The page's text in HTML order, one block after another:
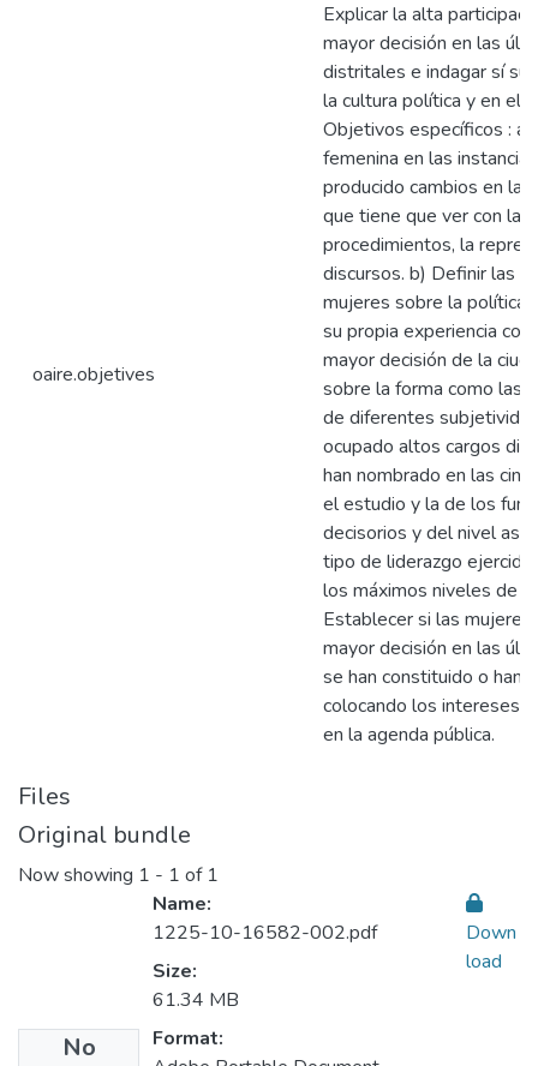
oaire.objetives
Explicar la alta
mayor decisión en las
distritales e indagar sí su
la cultura política y en el
Objetivos específicos :
femenina en las
producido cambios en la
que tiene que ver con
procedimientos, la
discursos. b) Definir las
mujeres sobre la política
su propia experiencia
mayor decisión de la
sobre la forma como las
de diferentes
ocupado altos cargos
han nombrado en las
el estudio y la de los
decisorios y del nivel
tipo de liderazgo
los máximos niveles de
Establecer si las
mayor decisión en las
se han constituido o han
colocando los intereses
en la agenda pública.
Files
Original bundle
Now showing 1 - 1 of 1
No
Name:
1225-10-16582-002.pdf
Size:
61.34 MB
Format:
Down
load